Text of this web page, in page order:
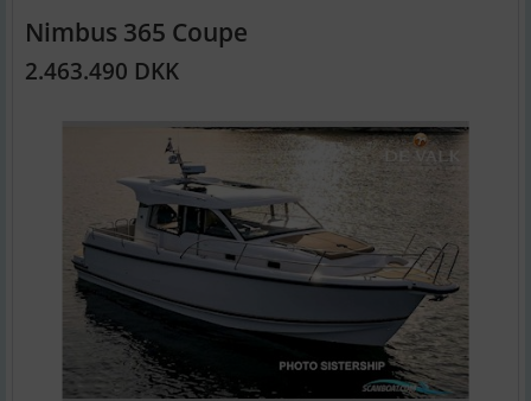
Nimbus 365 Coupe
2.463.490 DKK